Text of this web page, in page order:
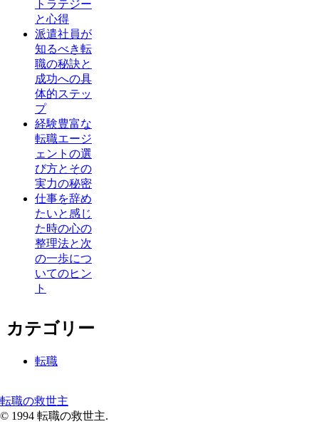
トラテジー
と心得
派遣社員が
知るべき転
職の秘訣と
成功への具
体的ステッ
プ
経験豊富な
転職エージ
ェントの選
び方とその
実力の秘密
仕事を辞め
たいと感じ
た時の心の
整理法と次
の一歩につ
いてのヒン
ト
カテゴリー
転職
転職の救世主
© 1994 転職の救世主.